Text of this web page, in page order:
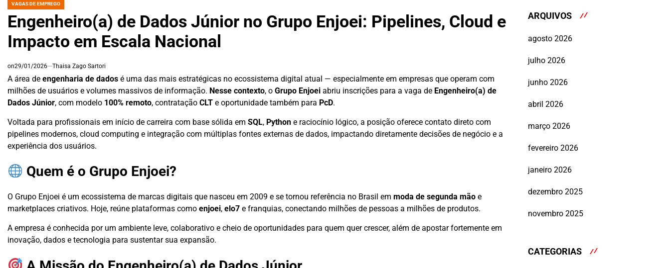
POSTED
VAGAS DE EMPREGO
Engenheiro(a) de Dados Júnior no Grupo Enjoei: Pipelines, Cloud e
Impacto em Escala Nacional
on29/01/2026 Thaisa Zago Sartori
A área de engenharia de dados é uma das mais estratégicas no ecossistema digital atual — especialmente em empresas que operam com
milhões de usuários e volumes massivos de informação. Nesse contexto, o Grupo Enjoei abriu inscrições para a vaga de Engenheiro(a) de
Dados Júnior, com modelo 100% remoto, contratação CLT e oportunidade também para PcD.
Voltada para profissionais em início de carreira com base sólida em SQL, Python e raciocínio lógico, a posição oferece contato direto com
pipelines modernos, cloud computing e integração com múltiplas fontes externas de dados, impactando diretamente decisões de negócio e a
experiência dos usuários.
Quem é o Grupo Enjoei?
O Grupo Enjoei é um ecossistema de marcas digitais que nasceu em 2009 e se tornou referência no Brasil em moda de segunda mão e
marketplaces criativos. Hoje, reúne plataformas como enjoei, elo7 e franquias, conectando milhões de pessoas a milhões de produtos.
A empresa é conhecida por um ambiente leve, colaborativo e cheio de oportunidades para quem quer crescer, além de apostar fortemente em
inovação, dados e tecnologia para sustentar sua expansão.
ARQUIVOS
agosto 2026
julho 2026
junho 2026
abril 2026
março 2026
fevereiro 2026
janeiro 2026
dezembro 2025
novembro 2025
CATEGORIAS